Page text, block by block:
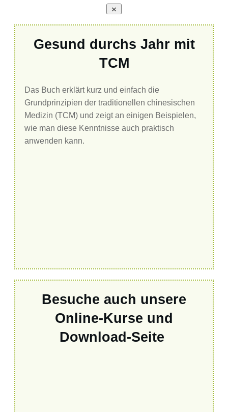
Gesund durchs Jahr mit
TCM
Das Buch erklärt kurz und einfach die
Grundprinzipien der traditionellen chinesischen
Medizin (TCM) und zeigt an einigen Beispielen,
wie man diese Kenntnisse auch praktisch
anwenden kann.
Besuche auch unsere
Online-Kurse und
Download-Seite